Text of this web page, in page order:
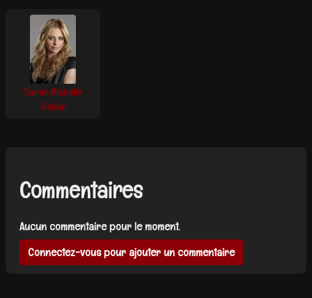
Sarah Michelle
Gellar
Commentaires
Aucun commentaire pour le moment.
Connectez-vous pour ajouter un commentaire